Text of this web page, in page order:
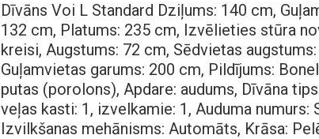
Dīvāns Voi L Standard Dziļums: 140 cm,
132 cm, Platums: 235 cm, Izvēlieties stūra
kreisi, Augstums: 72 cm, Sēdvietas
Guļamvietas garums: 200 cm, Pildījums:
putas (porolons), Apdare: audums, Dīvāna
veļas kasti: 1, izvelkamie: 1, Auduma numurs:
Izvilkšanas mehānisms: Automāts, Krāsa: